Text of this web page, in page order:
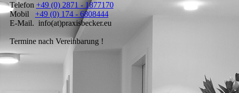
Telefon +49 (0) 2871 - 1877170
Mobil +49 (0) 174 - 6808444
E-Mail. info(at)praxisbecker.eu
Termine nach Vereinbarung !